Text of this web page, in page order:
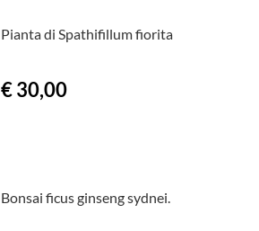
Pianta di Spathifillum fiorita
€ 30,00
Bonsai ficus ginseng sydnei.